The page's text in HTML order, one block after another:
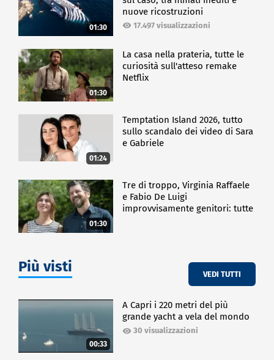
01:30
nuove ricostruzioni
17.497 visualizzazioni
01:30
La casa nella prateria, tutte le
curiosità sull'atteso remake
Netflix
01:24
Temptation Island 2026, tutto
sullo scandalo dei video di Sara
e Gabriele
01:30
Tre di troppo, Virginia Raffaele
e Fabio De Luigi
improvvisamente genitori: tutte
Più visti VEDI TUTTI
00:33
A Capri i 220 metri del più
grande yacht a vela del mondo
30 visualizzazioni